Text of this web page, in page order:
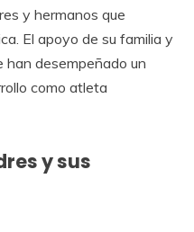
y hermanos que
El apoyo de su familia y
desempeñado un
como atleta
y sus